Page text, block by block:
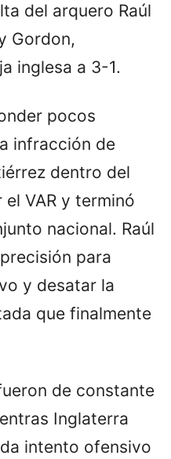
del arquero Raúl
Gordon,
inglesa a 3-1.
pocos
infracción de
dentro del
VAR y terminó
nacional. Raúl
para
y desatar la
que finalmente
de constante
Inglaterra
intento ofensivo